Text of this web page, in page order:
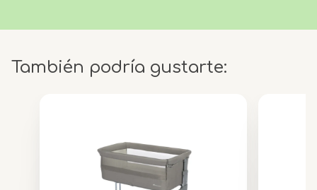
También podría gustarte: